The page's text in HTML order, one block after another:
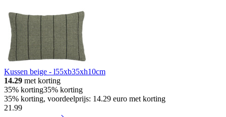
Kussen beige - l55xb35xh10cm
14.29 met korting
35% korting35% korting
35% korting, voordeelprijs: 14.29 euro met korting
21 .99